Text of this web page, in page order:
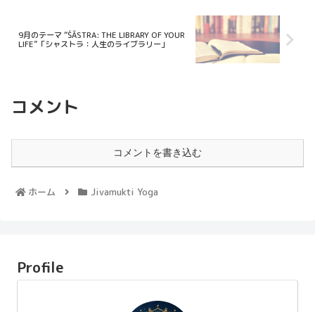
9月のテーマ “ŚĀSTRA: THE LIBRARY OF YOUR
LIFE”「シャストラ：人生のライブラリー」
コメント
コメントを書き込む
ホーム Jivamukti Yoga
Profile